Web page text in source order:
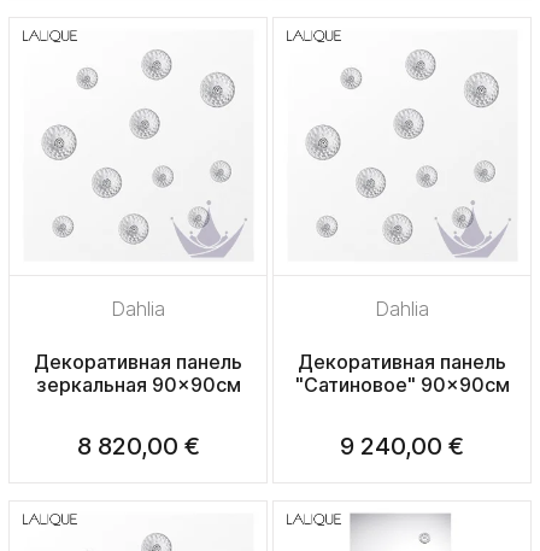
Dahlia
Декоративная панель
зеркальная 90x90см
8 820,00 €
Dahlia
Декоративная панель
"Сатиновое" 90x90см
9 240,00 €